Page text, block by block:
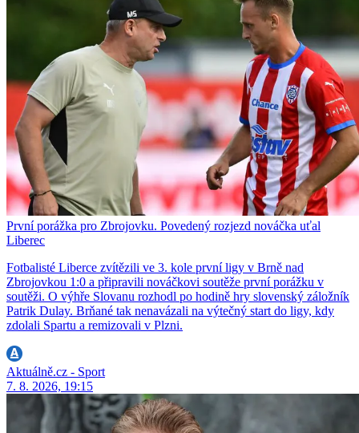
První porážka pro Zbrojovku. Povedený rozjezd nováčka uťal
Liberec
Fotbalisté Liberce zvítězili ve 3. kole první ligy v Brně nad
Zbrojovkou 1:0 a připravili nováčkovi soutěže první porážku v
soutěži. O výhře Slovanu rozhodl po hodině hry slovenský záložník
Patrik Dulay. Brňané tak nenavázali na výtečný start do ligy, kdy
zdolali Spartu a remizovali v Plzni.
Aktuálně.cz - Sport
7. 8. 2026, 19:15